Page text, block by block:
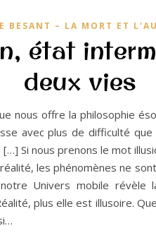
BESANT – LA MORT ET
état
deux vies
nous offre la philosophie
avec plus de difficulté
Si nous prenons le mot
les phénomènes ne
Univers mobile révèle
plus elle est illusoire.